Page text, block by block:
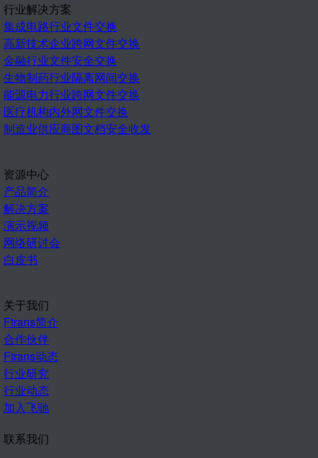
行业解决方案
集成电路行业文件交换
高新技术企业跨网文件交换
金融行业文件安全交换
生物制药行业隔离网间交换
能源电力行业跨网文件交换
医疗机构内外网文件交换
制造业供应商图文档安全收发
资源中心
产品简介
解决方案
演示视频
网络研讨会
白皮书
关于我们
Ftrans简介
合作伙伴
Ftrans动态
行业研究
行业动态
加入飞驰
联系我们